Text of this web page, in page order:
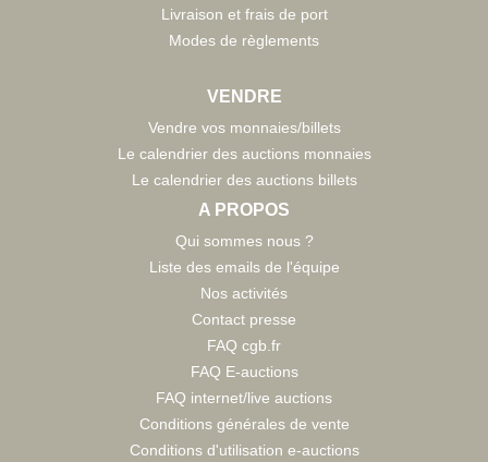
Livraison et frais de port
Modes de règlements
VENDRE
Vendre vos monnaies/billets
Le calendrier des auctions monnaies
Le calendrier des auctions billets
A PROPOS
Qui sommes nous ?
Liste des emails de l'équipe
Nos activités
Contact presse
FAQ cgb.fr
FAQ E-auctions
FAQ internet/live auctions
Conditions générales de vente
Conditions d'utilisation e-auctions